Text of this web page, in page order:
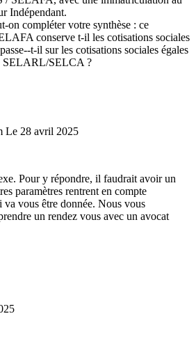
Indépendant.
on compléter votre synthèse : ce
conserve t-il les cotisations sociales
t-il sur les cotisations sociales égales
SELARL/SELCA ?
Le 28 avril 2025
Pour y répondre, il faudrait avoir un
paramètres rentrent en compte
va vous être donnée. Nous vous
un rendez vous avec un avocat